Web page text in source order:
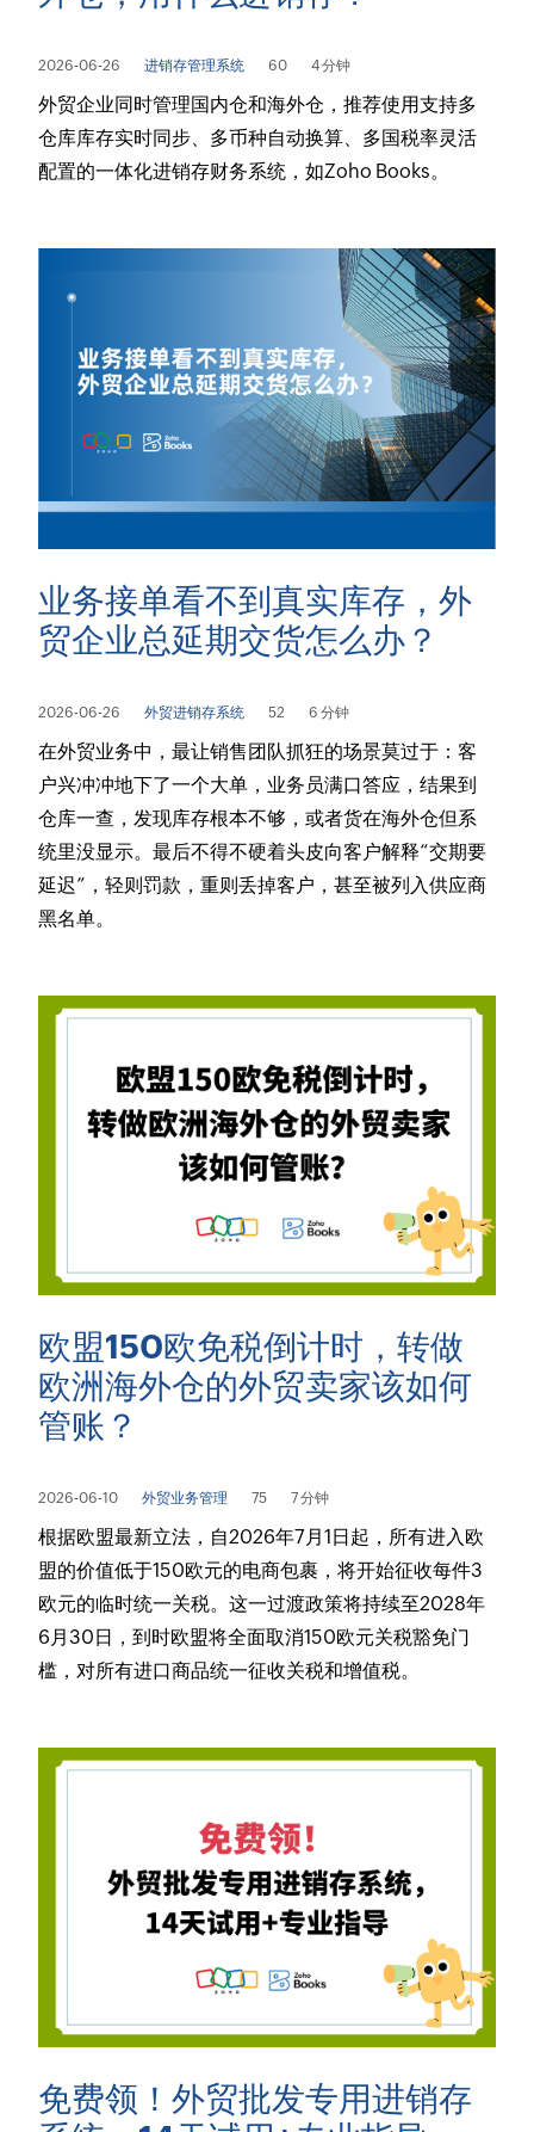
2026-06-26 进销存管理系统 60 4 分钟
外贸企业同时管理国内仓和海外仓，推荐使用支持多
仓库库存实时同步、多币种自动换算、多国税率灵活
配置的一体化进销存财务系统，如Zoho Books。
业务接单看不到真实库存，外
贸企业总延期交货怎么办？
2026-06-26 外贸进销存系统 52 6 分钟
在外贸业务中，最让销售团队抓狂的场景莫过于：客
户兴冲冲地下了一个大单，业务员满口答应，结果到
仓库一查，发现库存根本不够，或者货在海外仓但系
统里没显示。最后不得不硬着头皮向客户解释“交期要
延迟”，轻则罚款，重则丢掉客户，甚至被列入供应商
黑名单。
欧盟150欧免税倒计时，转做
欧洲海外仓的外贸卖家该如何
管账？
2026-06-10 外贸业务管理 75 7 分钟
根据欧盟最新立法，自2026年7月1日起，所有进入欧
盟的价值低于150欧元的电商包裹，将开始征收每件3
欧元的临时统一关税。这一过渡政策将持续至2028年
6月30日，到时欧盟将全面取消150欧元关税豁免门
槛，对所有进口商品统一征收关税和增值税。
免费领！外贸批发专用进销存